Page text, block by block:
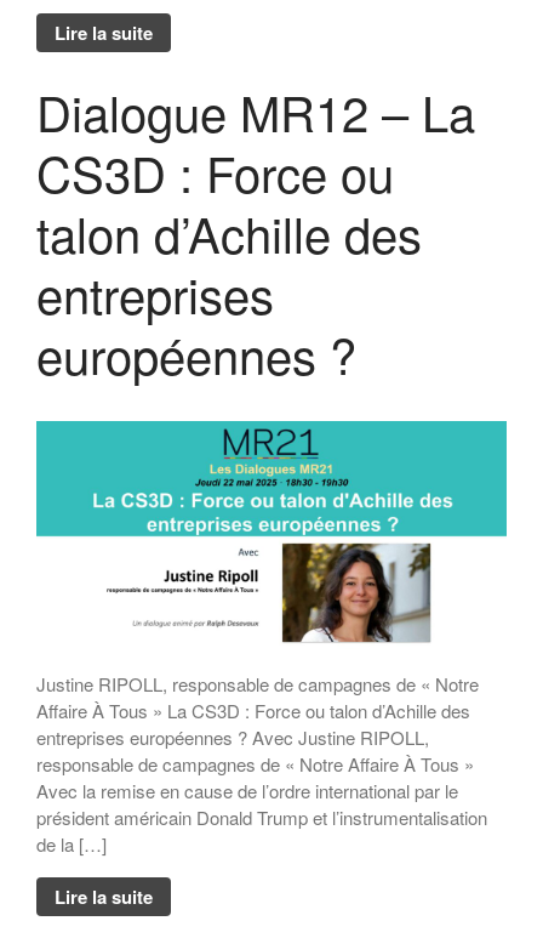
PRIX MR21 : APPEL A
CANDIDATURES 2022
Forum 2020
Forum 2019
Forum 2018
Forum 2026
Forum MR21 2026
Dialogue MR21 – Stop au culte
de la performance dans
l’entreprise
Dialogue MR12 – La CS3D :
Force ou talon d’Achille des
entreprises européennes ?
au service du monde marin ? »
« Faut-il avoir peur de la
population mondiale ? »
Lire la suite
Dialogue MR12 – La
CS3D : Force ou
talon d’Achille des
entreprises
européennes ?
Justine RIPOLL, responsable de campagnes de « Notre
Affaire À Tous » La CS3D : Force ou talon d’Achille des
entreprises européennes ? Avec Justine RIPOLL,
responsable de campagnes de « Notre Affaire À Tous »
Avec la remise en cause de l’ordre international par le
président américain Donald Trump et l’instrumentalisation
de la […]
Lire la suite